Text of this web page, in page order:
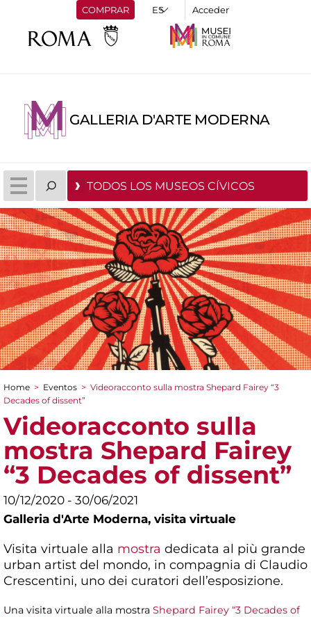
COMPRAR Acceder
GALLERIA D'ARTE MODERNA
TODOS LOS MUSEOS CÍVICOS
You are here
Home > Eventos > Videoracconto sulla mostra Shepard Fairey “3
Decades of dissent”
Videoracconto sulla
mostra Shepard Fairey
“3 Decades of dissent”
10/12/2020 - 30/06/2021
Galleria d'Arte Moderna, visita virtuale
Visita virtuale alla mostra dedicata al più grande
urban artist del mondo, in compagnia di Claudio
Crescentini, uno dei curatori dell’esposizione.
Una visita virtuale alla mostra Shepard Fairey “3 Decades of